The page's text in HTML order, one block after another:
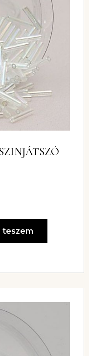
teszem